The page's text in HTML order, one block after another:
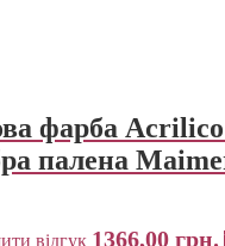
фарба
палена
відгук 1366,00 грн.